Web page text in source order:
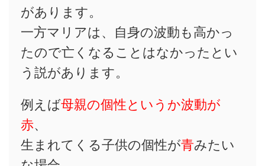
があります。
一方マリアは、自身の波動も高かっ
たので亡くなることはなかったとい
う説があります。
例えば母親の個性というか波動が
赤、
生まれてくる子供の個性が青みたい